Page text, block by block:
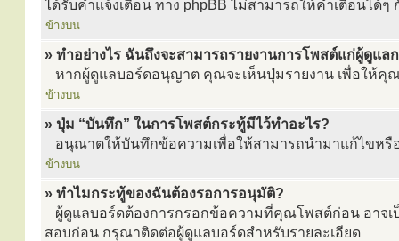
ได้รับคำแจ้งเตือน ทาง phpBB ไม่สามารถให้คำเตือนได้
ข้างบน
» ทำอย่างไร ฉันถึงจะสามารถรายงานการโพสต์แก่ผู้ดูแล
หากผู้ดูแลบอร์ดอนุญาต คุณจะเห็นปุ่มรายงาน เพื่อให้คุ
ข้างบน
» ปุ่ม “บันทึก” ในการโพสต์กระทู้มีไว้ทำอะไร?
อนุณาตให้บันทึกข้อความเพื่อให้สามารถนำมาแก้ไขหรื
ข้างบน
» ทำไมกระทู้ของฉันต้องรอการอนุมัติ?
ผู้ดูแลบอร์ดต้องการกรอกข้อความที่คุณโพสต์ก่อน อาจเ
สอบก่อน กรุณาติดต่อผู้ดูแลบอร์ดสำหรับรายละเอียด